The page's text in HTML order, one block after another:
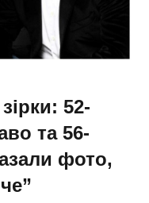
52-
та 56-
фото,